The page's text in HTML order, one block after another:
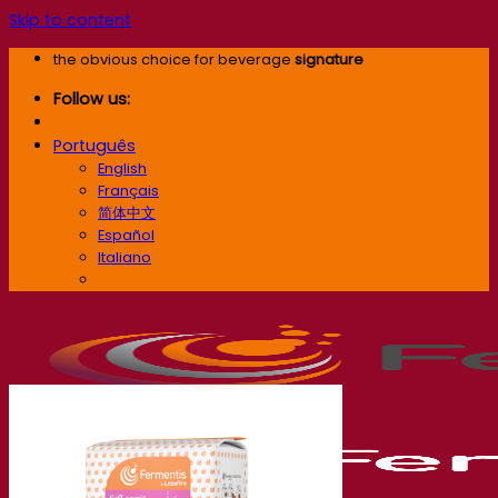
Skip to content
the obvious choice for beverage signature
Follow us:
Português
English
Français
简体中文
Español
Italiano